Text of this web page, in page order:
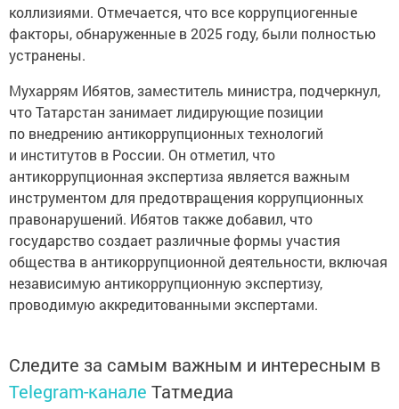
коллизиями. Отмечается, что все коррупциогенные
факторы, обнаруженные в 2025 году, были полностью
устранены.
Мухаррям Ибятов, заместитель министра, подчеркнул,
что Татарстан занимает лидирующие позиции
по внедрению антикоррупционных технологий
и институтов в России. Он отметил, что
антикоррупционная экспертиза является важным
инструментом для предотвращения коррупционных
правонарушений. Ибятов также добавил, что
государство создает различные формы участия
общества в антикоррупционной деятельности, включая
независимую антикоррупционную экспертизу,
проводимую аккредитованными экспертами.
Следите за самым важным и интересным в
Telegram-канале Татмедиа